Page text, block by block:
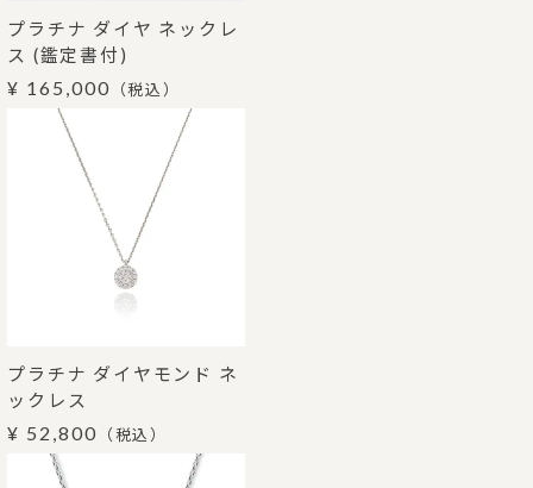
プラチナ ダイヤ ネックレ
ス (鑑定書付)
¥ 165,000 （税込）
プラチナ ダイヤモンド ネ
ックレス
¥ 52,800 （税込）